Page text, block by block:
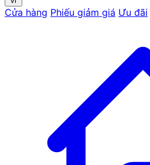
Cửa hàng Phiếu giảm giá Ưu đãi